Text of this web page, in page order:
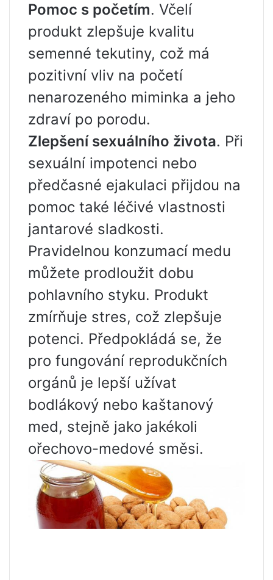
Pomoc s početím. Včelí
produkt zlepšuje kvalitu
semenné tekutiny, což má
pozitivní vliv na početí
nenarozeného miminka a jeho
zdraví po porodu.
Zlepšení sexuálního života. Při
sexuální impotenci nebo
předčasné ejakulaci přijdou na
pomoc také léčivé vlastnosti
jantarové sladkosti.
Pravidelnou konzumací medu
můžete prodloužit dobu
pohlavního styku. Produkt
zmírňuje stres, což zlepšuje
potenci. Předpokládá se, že
pro fungování reprodukčních
orgánů je lepší užívat
bodlákový nebo kaštanový
med, stejně jako jakékoli
ořechovo-medové směsi.